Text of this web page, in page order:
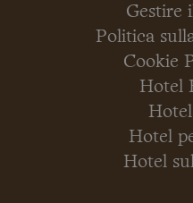
Gestire
Politica
Cookie
Hotel
Hotel
Hotel